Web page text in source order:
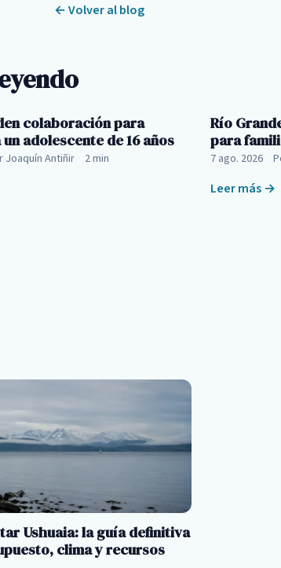
← Volver al blog
colaboración para
adolescente de 16 años
Joaquín Antiñir 2 min
Río
para
7 ago. 2026
Leer más →
Ushuaia: la guía definitiva
clima y recursos